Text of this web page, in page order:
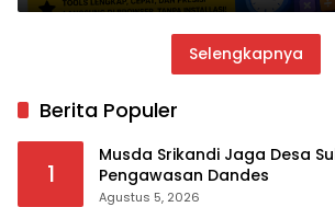
Selengkapnya
Berita Populer
1
Musda Srikandi Jaga Desa
Pengawasan Dandes
Agustus 5, 2026